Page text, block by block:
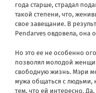
года старше, страдал
такой степени, что,
свое завещание. В
Pendarves овдовела, она
Но это ее не особенно
позволял молодой
свободную жизнь. Мэри
мужа общаться с людьми,
тем, что ей интересно.